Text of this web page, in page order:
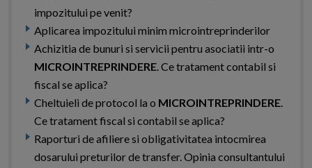
impozitului pe venit?
Aplicarea impozitului minim microintreprinderilor
Achizitia de bunuri si servicii pentru asociatii intr-o
MICROINTREPRINDERE . Ce tratament contabil si
fiscal se aplica?
Cheltuieli de protocol la o MICROINTREPRINDERE
Ce tratament fiscal si contabil se aplica?
Raporturi de afiliere si obligativitatea intocmirea
dosarului preturilor de transfer. Opinia consultantului